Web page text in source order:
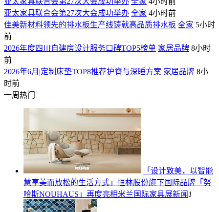
亚太家具联合会第27次大会成功举办 全家 4小时前
佳美新材料领先的排水板生产线铸就高品质排水板 全家 5小时
前
2026年度四川自建房设计服务口碑TOP5榜单 家居品牌 8小时
前
2026年6月|定制床垫TOP8推荐护脊与深睡方案 家居品牌 8小
时前
一周热门
「设计致美，以智能
慧享美而放松的生活方式」恒林股份旗下国际品牌「努
哈斯NOUHAUS」再度亮相米兰国际家具展新闻 1